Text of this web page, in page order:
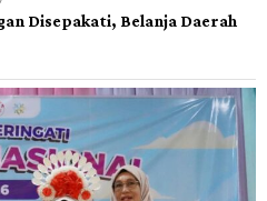
Disepakati, Belanja Daerah